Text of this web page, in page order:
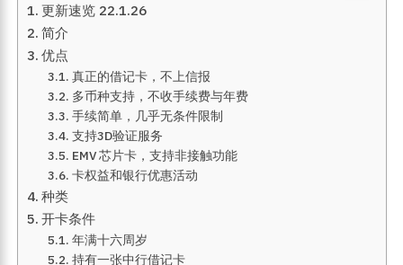
更新速览 22.1.26
简介
优点
真正的借记卡，不上信报
多币种支持，不收手续费与年费
手续简单，几乎无条件限制
支持3D验证服务
EMV 芯片卡，支持非接触功能
卡权益和银行优惠活动
种类
开卡条件
年满十六周岁
持有一张中行借记卡